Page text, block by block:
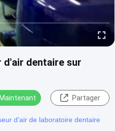
d'air dentaire sur
Partager
d'air de laboratoire dentaire